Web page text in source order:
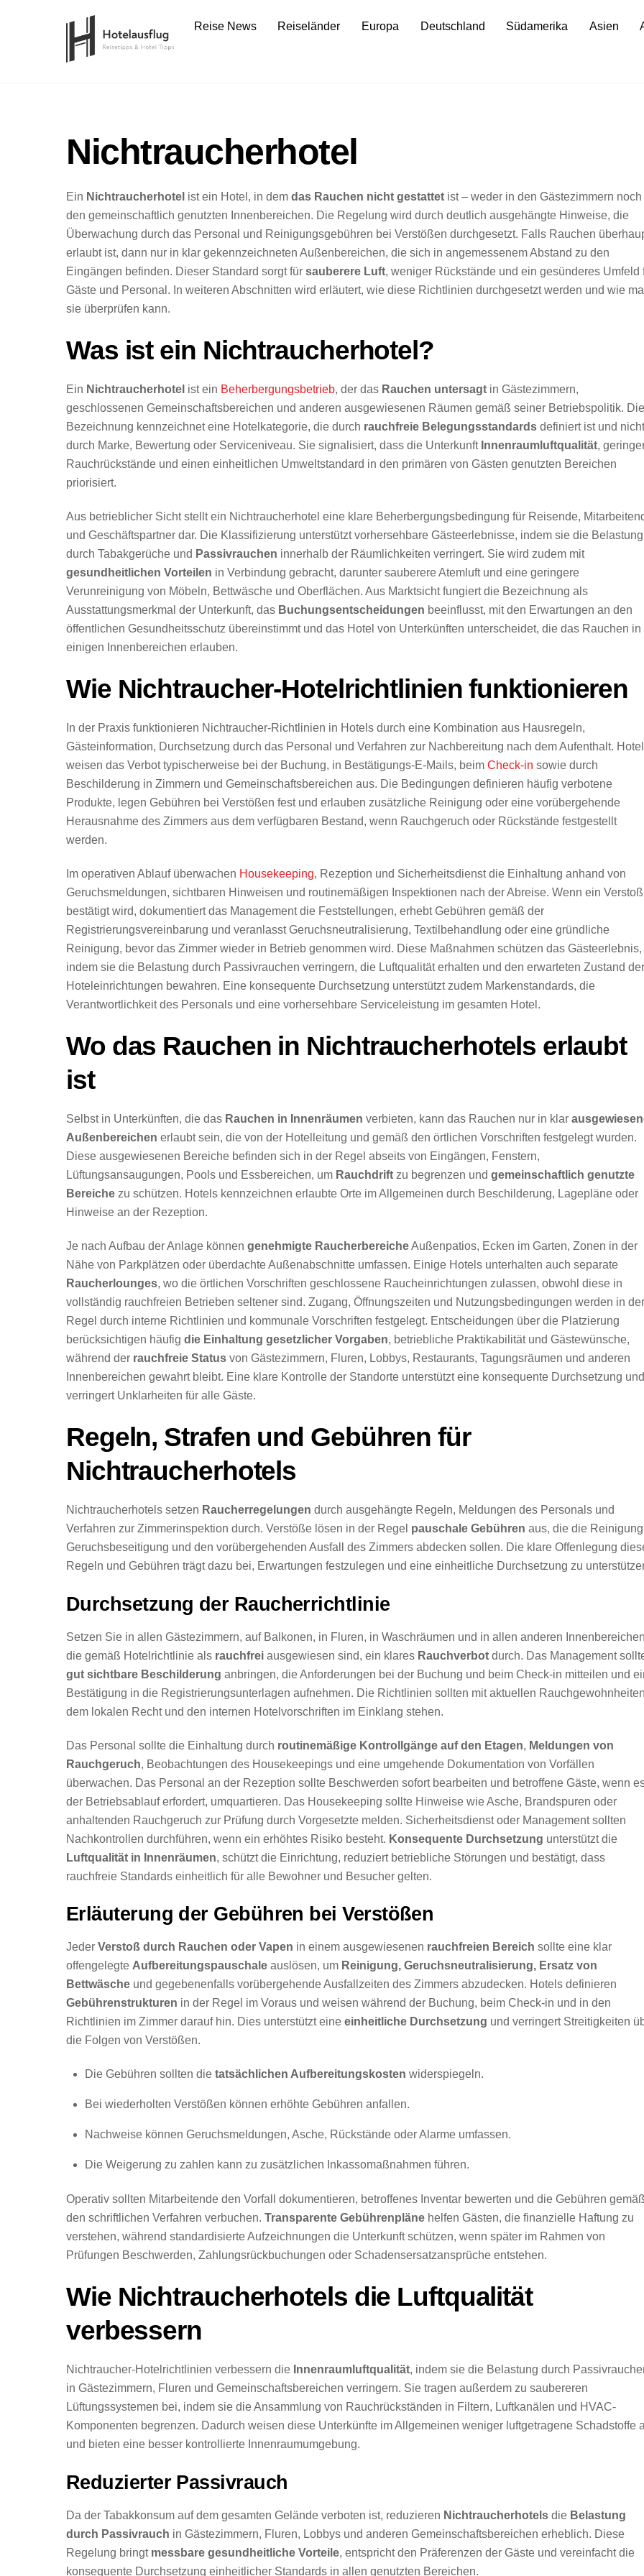
Reise News Reiseländer Europa Deutschland Südamerika Asien
Nichtraucherhotel
Ein Nichtraucherhotel ist ein Hotel, in dem das Rauchen nicht gestattet ist – weder in den Gästezimmern
den gemeinschaftlich genutzten Innenbereichen. Die Regelung wird durch deutlich ausgehängte Hinweise, die
Überwachung durch das Personal und Reinigungsgebühren bei Verstößen durchgesetzt. Falls Rauchen
erlaubt ist, dann nur in klar gekennzeichneten Außenbereichen, die sich in angemessenem Abstand zu den
Eingängen befinden. Dieser Standard sorgt für sauberere Luft, weniger Rückstände und ein gesünderes Umfeld
Gäste und Personal. In weiteren Abschnitten wird erläutert, wie diese Richtlinien durchgesetzt werden und wie
sie überprüfen kann.
Was ist ein Nichtraucherhotel?
Ein Nichtraucherhotel ist ein Beherbergungsbetrieb, der das Rauchen untersagt in Gästezimmern,
geschlossenen Gemeinschaftsbereichen und anderen ausgewiesenen Räumen gemäß seiner Betriebspolitik. Die
Bezeichnung kennzeichnet eine Hotelkategorie, die durch rauchfreie Belegungsstandards definiert ist und nicht
durch Marke, Bewertung oder Serviceniveau. Sie signalisiert, dass die Unterkunft Innenraumluftqualität,
Rauchrückstände und einen einheitlichen Umweltstandard in den primären von Gästen genutzten Bereichen
priorisiert.
Aus betrieblicher Sicht stellt ein Nichtraucherhotel eine klare Beherbergungsbedingung für Reisende,
und Geschäftspartner dar. Die Klassifizierung unterstützt vorhersehbare Gästeerlebnisse, indem sie die Belastung
durch Tabakgerüche und Passivrauchen innerhalb der Räumlichkeiten verringert. Sie wird zudem mit
gesundheitlichen Vorteilen in Verbindung gebracht, darunter sauberere Atemluft und eine geringere
Verunreinigung von Möbeln, Bettwäsche und Oberflächen. Aus Marktsicht fungiert die Bezeichnung als
Ausstattungsmerkmal der Unterkunft, das Buchungsentscheidungen beeinflusst, mit den Erwartungen an den
öffentlichen Gesundheitsschutz übereinstimmt und das Hotel von Unterkünften unterscheidet, die das Rauchen in
einigen Innenbereichen erlauben.
Wie Nichtraucher-Hotelrichtlinien funktionieren
In der Praxis funktionieren Nichtraucher-Richtlinien in Hotels durch eine Kombination aus Hausregeln,
Gästeinformation, Durchsetzung durch das Personal und Verfahren zur Nachbereitung nach dem Aufenthalt.
weisen das Verbot typischerweise bei der Buchung, in Bestätigungs-E-Mails, beim Check-in sowie durch
Beschilderung in Zimmern und Gemeinschaftsbereichen aus. Die Bedingungen definieren häufig verbotene
Produkte, legen Gebühren bei Verstößen fest und erlauben zusätzliche Reinigung oder eine vorübergehende
Herausnahme des Zimmers aus dem verfügbaren Bestand, wenn Rauchgeruch oder Rückstände festgestellt
werden.
Im operativen Ablauf überwachen Housekeeping, Rezeption und Sicherheitsdienst die Einhaltung anhand von
Geruchsmeldungen, sichtbaren Hinweisen und routinemäßigen Inspektionen nach der Abreise. Wenn ein Verstoß
bestätigt wird, dokumentiert das Management die Feststellungen, erhebt Gebühren gemäß der
Registrierungsvereinbarung und veranlasst Geruchsneutralisierung, Textilbehandlung oder eine gründliche
Reinigung, bevor das Zimmer wieder in Betrieb genommen wird. Diese Maßnahmen schützen das Gästeerlebnis,
indem sie die Belastung durch Passivrauchen verringern, die Luftqualität erhalten und den erwarteten Zustand der
Hoteleinrichtungen bewahren. Eine konsequente Durchsetzung unterstützt zudem Markenstandards, die
Verantwortlichkeit des Personals und eine vorhersehbare Serviceleistung im gesamten Hotel.
Wo das Rauchen in Nichtraucherhotels erlaubt
ist
Selbst in Unterkünften, die das Rauchen in Innenräumen verbieten, kann das Rauchen nur in klar
Außenbereichen erlaubt sein, die von der Hotelleitung und gemäß den örtlichen Vorschriften festgelegt wurden.
Diese ausgewiesenen Bereiche befinden sich in der Regel abseits von Eingängen, Fenstern,
Lüftungsansaugungen, Pools und Essbereichen, um Rauchdrift zu begrenzen und gemeinschaftlich genutzte
Bereiche zu schützen. Hotels kennzeichnen erlaubte Orte im Allgemeinen durch Beschilderung, Lagepläne oder
Hinweise an der Rezeption.
Je nach Aufbau der Anlage können genehmigte RaucherbereicheAußenpatios, Ecken im Garten, Zonen in der
Nähe von Parkplätzen oder überdachte Außenabschnitte umfassen. Einige Hotels unterhalten auch separate
Raucherlounges, wo die örtlichen Vorschriften geschlossene Raucheinrichtungen zulassen, obwohl diese in
vollständig rauchfreien Betrieben seltener sind. Zugang, Öffnungszeiten und Nutzungsbedingungen werden in der
Regel durch interne Richtlinien und kommunale Vorschriften festgelegt. Entscheidungen über die Platzierung
berücksichtigen häufig die Einhaltung gesetzlicher Vorgaben, betriebliche Praktikabilität und Gästewünsche,
während der rauchfreie Status von Gästezimmern, Fluren, Lobbys, Restaurants, Tagungsräumen und anderen
Innenbereichen gewahrt bleibt. Eine klare Kontrolle der Standorte unterstützt eine konsequente Durchsetzung und
verringert Unklarheiten für alle Gäste.
Regeln, Strafen und Gebühren für
Nichtraucherhotels
Nichtraucherhotels setzen Raucherregelungen durch ausgehängte Regeln, Meldungen des Personals und
Verfahren zur Zimmerinspektion durch. Verstöße lösen in der Regel pauschale Gebühren aus, die die
Geruchsbeseitigung und den vorübergehenden Ausfall des Zimmers abdecken sollen. Die klare Offenlegung
Regeln und Gebühren trägt dazu bei, Erwartungen festzulegen und eine einheitliche Durchsetzung zu
Durchsetzung der Raucherrichtlinie
Setzen Sie in allen Gästezimmern, auf Balkonen, in Fluren, in Waschräumen und in allen anderen
die gemäß Hotelrichtlinie als rauchfrei ausgewiesen sind, ein klares Rauchverbot durch. Das Management
gut sichtbare Beschilderung anbringen, die Anforderungen bei der Buchung und beim Check-in mitteilen und
Bestätigung in die Registrierungsunterlagen aufnehmen. Die Richtlinien sollten mit aktuellen
dem lokalen Recht und den internen Hotelvorschriften im Einklang stehen.
Das Personal sollte die Einhaltung durch routinemäßige Kontrollgänge auf den Etagen, Meldungen von
Rauchgeruch, Beobachtungen des Housekeepings und eine umgehende Dokumentation von Vorfällen
überwachen. Das Personal an der Rezeption sollte Beschwerden sofort bearbeiten und betroffene Gäste, wenn
der Betriebsablauf erfordert, umquartieren. Das Housekeeping sollte Hinweise wie Asche, Brandspuren oder
anhaltenden Rauchgeruch zur Prüfung durch Vorgesetzte melden. Sicherheitsdienst oder Management sollten
Nachkontrollen durchführen, wenn ein erhöhtes Risiko besteht. Konsequente Durchsetzung unterstützt die
Luftqualität in Innenräumen, schützt die Einrichtung, reduziert betriebliche Störungen und bestätigt, dass
rauchfreie Standards einheitlich für alle Bewohner und Besucher gelten.
Erläuterung der Gebühren bei Verstößen
Jeder Verstoß durch Rauchen oder Vapen in einem ausgewiesenen rauchfreien Bereich sollte eine klar
offengelegte Aufbereitungspauschale auslösen, um Reinigung, Geruchsneutralisierung, Ersatz von
Bettwäsche und gegebenenfalls vorübergehende Ausfallzeiten des Zimmers abzudecken. Hotels definieren
Gebührenstrukturen in der Regel im Voraus und weisen während der Buchung, beim Check-in und in den
Richtlinien im Zimmer darauf hin. Dies unterstützt eine einheitliche Durchsetzung und verringert Streitigkeiten
die Folgen von Verstößen.
Die Gebühren sollten die tatsächlichen Aufbereitungskosten widerspiegeln.
Bei wiederholten Verstößen können erhöhte Gebühren anfallen.
Nachweise können Geruchsmeldungen, Asche, Rückstände oder Alarme umfassen.
Die Weigerung zu zahlen kann zu zusätzlichen Inkassomaßnahmen führen.
Operativ sollten Mitarbeitende den Vorfall dokumentieren, betroffenes Inventar bewerten und die Gebühren
den schriftlichen Verfahren verbuchen. Transparente Gebührenpläne helfen Gästen, die finanzielle Haftung zu
verstehen, während standardisierte Aufzeichnungen die Unterkunft schützen, wenn später im Rahmen von
Prüfungen Beschwerden, Zahlungsrückbuchungen oder Schadensersatzansprüche entstehen.
Wie Nichtraucherhotels die Luftqualität
verbessern
Nichtraucher-Hotelrichtlinien verbessern die Innenraumluftqualität, indem sie die Belastung durch
in Gästezimmern, Fluren und Gemeinschaftsbereichen verringern. Sie tragen außerdem zu saubereren
Lüftungssystemen bei, indem sie die Ansammlung von Rauchrückständen in Filtern, Luftkanälen und HVAC-
Komponenten begrenzen. Dadurch weisen diese Unterkünfte im Allgemeinen weniger luftgetragene Schadstoffe
und bieten eine besser kontrollierte Innenraumumgebung.
Reduzierter Passivrauch
Da der Tabakkonsum auf dem gesamten Gelände verboten ist, reduzieren Nichtraucherhotels die Belastung
durch Passivrauch in Gästezimmern, Fluren, Lobbys und anderen Gemeinschaftsbereichen erheblich. Diese
Regelung bringt messbare gesundheitliche Vorteile, entspricht den Präferenzen der Gäste und vereinfacht die
konsequente Durchsetzung einheitlicher Standards in allen genutzten Bereichen.